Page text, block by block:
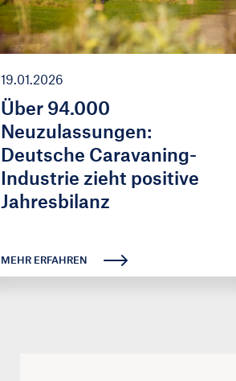
19.01.2026
Über 94.000
Neuzulassungen:
Deutsche Caravaning-
Industrie zieht positive
Jahresbilanz
MEHR ERFAHREN